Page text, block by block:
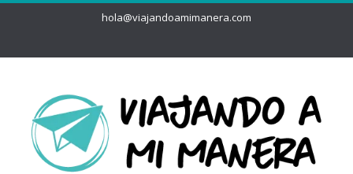
hola@viajandoamimanera.com